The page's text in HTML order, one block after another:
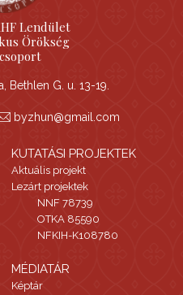
Lendület
Örökség
Bethlen G. u. 13-19.
byzhun@gmail.com
KUTATÁSI PROJEKTEK
Aktuális projekt
Lezárt projektek
NNF 78739
OTKA 85590
NFKIH-K108780
MÉDIATÁR
Képtár